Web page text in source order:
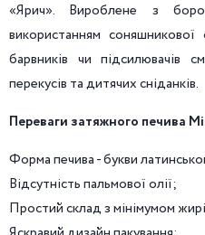
«Ярич». Вироблене з
використанням
барвників чи підсилювачів
перекусів та дитячих сніданків.
Переваги затяжного печива
Форма печива - букви
Відсутність пальмової олії;
Простий склад з мінімумом